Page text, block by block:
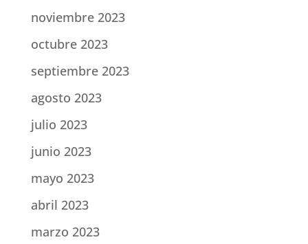
noviembre 2023
octubre 2023
septiembre 2023
agosto 2023
julio 2023
junio 2023
mayo 2023
abril 2023
marzo 2023